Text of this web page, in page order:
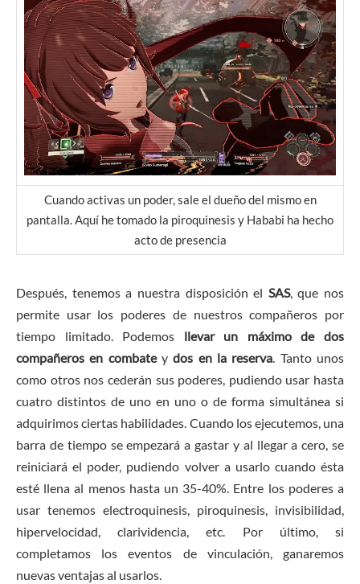
Cuando activas un poder, sale el dueño del mismo en
pantalla. Aquí he tomado la piroquinesis y Hababi ha hecho
acto de presencia
Después, tenemos a nuestra disposición el SAS, que nos
permite usar los poderes de nuestros compañeros por
tiempo limitado. Podemos llevar un máximo de dos
compañeros en combateydos en la reserva. Tanto unos
como otros nos cederán sus poderes, pudiendo usar hasta
cuatro distintos de uno en uno o de forma simultánea si
adquirimos ciertas habilidades. Cuando los ejecutemos, una
barra de tiempo se empezará a gastar y al llegar a cero, se
reiniciará el poder, pudiendo volver a usarlo cuando ésta
esté llena al menos hasta un 35-40%. Entre los poderes a
usar tenemos electroquinesis, piroquinesis, invisibilidad,
hipervelocidad, clarividencia, etc. Por último, si
completamos los eventos de vinculación, ganaremos
nuevas ventajas al usarlos.